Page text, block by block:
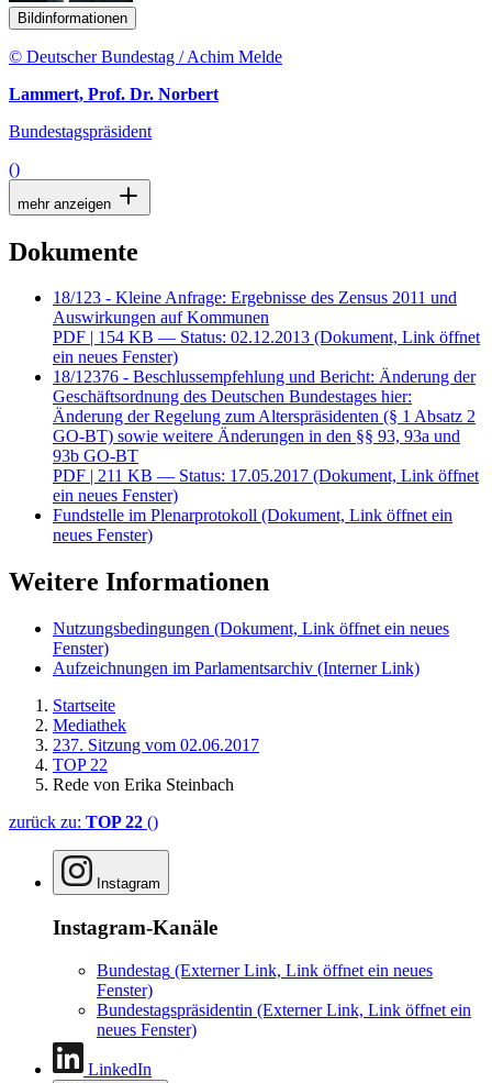
Bildinformationen
© Deutscher Bundestag / Achim Melde
Lammert, Prof. Dr. Norbert
Bundestagspräsident
()
mehr anzeigen
Dokumente
18/123 - Kleine Anfrage: Ergebnisse des Zensus 2011 und
Auswirkungen auf Kommunen
PDF | 154 KB — Status: 02.12.2013 (Dokument, Link öffnet
ein neues Fenster)
18/12376 - Beschlussempfehlung und Bericht: Änderung der
Geschäftsordnung des Deutschen Bundestages hier:
Änderung der Regelung zum Alterspräsidenten (§ 1 Absatz 2
GO-BT) sowie weitere Änderungen in den §§ 93, 93a und
93b GO-BT
PDF | 211 KB — Status: 17.05.2017 (Dokument, Link öffnet
ein neues Fenster)
Fundstelle im Plenarprotokoll (Dokument, Link öffnet ein
neues Fenster)
Weitere Informationen
Nutzungsbedingungen (Dokument, Link öffnet ein neues
Fenster)
Aufzeichnungen im Parlamentsarchiv (Interner Link)
Startseite
Mediathek
237. Sitzung vom 02.06.2017
TOP 22
Rede von Erika Steinbach
zurück zu: TOP 22 ()
Instagram
Instagram-Kanäle
Bundestag (Externer Link, Link öffnet ein neues
Fenster)
Bundestagspräsidentin (Externer Link, Link öffnet ein
neues Fenster)
LinkedIn